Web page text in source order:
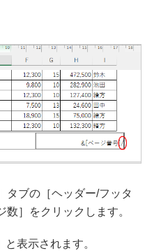
タブの［ヘッダー/フッタ
］をクリックします。
と表示されます。